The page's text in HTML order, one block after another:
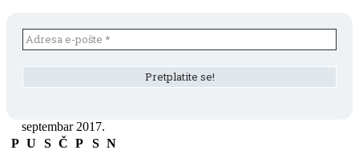
septembar 2017.
P U S Č P S N